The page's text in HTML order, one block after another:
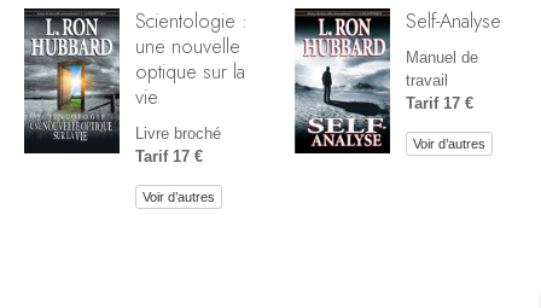
Scientologie :
une nouvelle
optique sur la
vie
Livre broché
Tarif 17 €
Voir d’autres
Self-Analyse
Manuel de
travail
Tarif 17 €
Voir d’autres